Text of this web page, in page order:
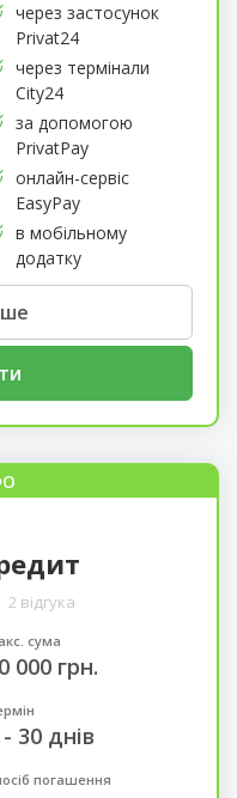
через застосунок
Privat24
через термінали
City24
за допомогою
PrivatPay
онлайн-сервіс
EasyPay
в мобільному
додатку
2 відгука
сума
000 грн.
30 днів
погашення